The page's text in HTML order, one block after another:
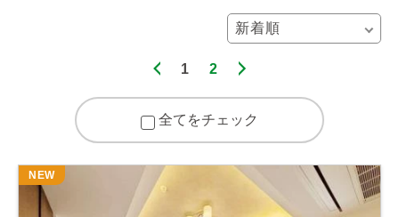
1 2
全てをチェック
NEW